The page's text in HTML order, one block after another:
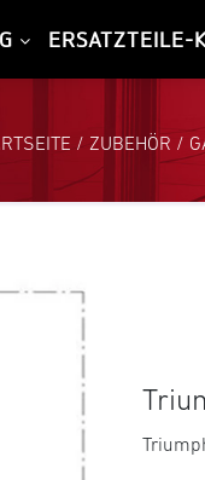
ERSATZTEILE-
/ ZUBEHÖR /